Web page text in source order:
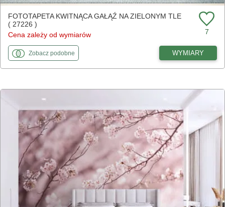
FOTOTAPETA KWITNĄCA GAŁĄŹ NA ZIELONYM TLE
( 27226 )
Cena zależy od wymiarów
7
Zobaczfototapety
podobnedo Kwitnąca gałąź na zielonym tle WYMIARY